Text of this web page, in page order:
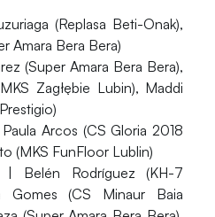
(Replasa Beti-Onak),
Amara Bera Bera)
(Super Amara Bera Bera),
Zagłębie Lubin), Maddi
Arcos (CS Gloria 2018
(MKS FunFloor Lublin)
| Belén Rodríguez (KH-7
Gomes (CS Minaur Baia